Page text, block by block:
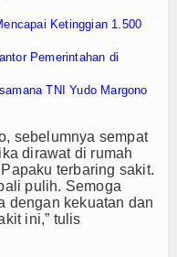
Ketinggian 1.500
Pemerintahan di
TNI Yudo Margono
sebelumnya sempat
dirawat di rumah
terbaring sakit.
pulih. Semoga
dengan kekuatan dan
ini,” tulis